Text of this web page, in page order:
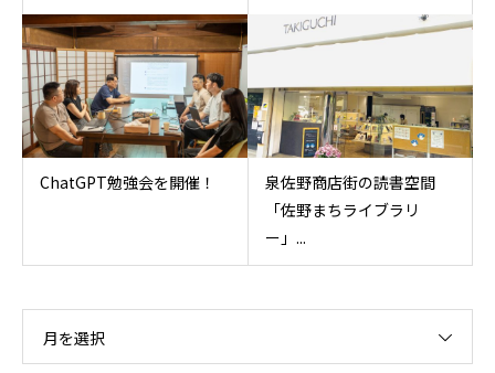
ChatGPT勉強会を開催！
泉佐野商店街の読書空間
「佐野まちライブラリ
ー」...
月を選択